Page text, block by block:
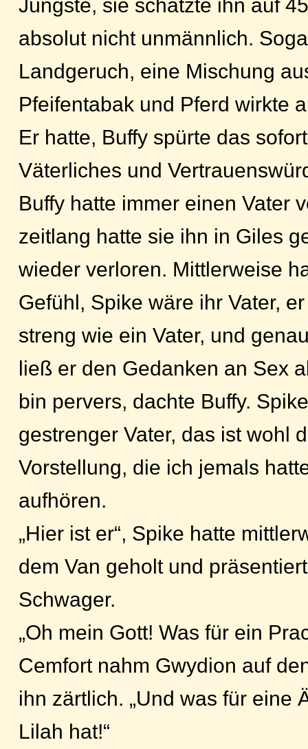
Jüngste, sie schätzte ihn auf
absolut nicht unmännlich.
Landgeruch, eine Mischung
Pfeifentabak und Pferd wirkte
Er hatte, Buffy spürte das
Väterliches und
Buffy hatte immer einen Vater
zeitlang hatte sie ihn in Giles
wieder verloren. Mittlerweise
Gefühl, Spike wäre ihr Vater,
streng wie ein Vater, und
ließ er den Gedanken an Sex
bin pervers, dachte Buffy.
gestrenger Vater, das ist wohl
Vorstellung, die ich jemals
aufhören.
„Hier ist er“, Spike hatte
dem Van geholt und
Schwager.
„Oh mein Gott! Was für ein
Cemfort nahm Gwydion auf
ihn zärtlich. „Und was für eine
Lilah hat!“